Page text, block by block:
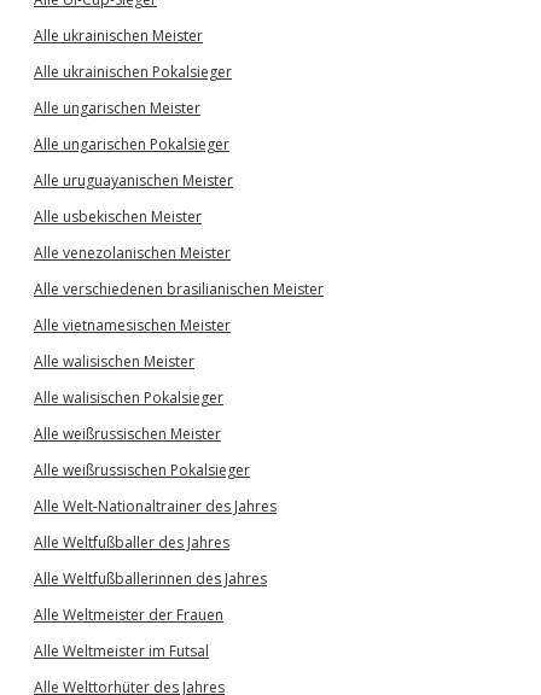
Alle ukrainischen Meister
Alle ukrainischen Pokalsieger
Alle ungarischen Meister
Alle ungarischen Pokalsieger
Alle uruguayanischen Meister
Alle usbekischen Meister
Alle venezolanischen Meister
Alle verschiedenen brasilianischen Meister
Alle vietnamesischen Meister
Alle walisischen Meister
Alle walisischen Pokalsieger
Alle weißrussischen Meister
Alle weißrussischen Pokalsieger
Alle Welt-Nationaltrainer des Jahres
Alle Weltfußballer des Jahres
Alle Weltfußballerinnen des Jahres
Alle Weltmeister der Frauen
Alle Weltmeister im Futsal
Alle Welttorhüter des Jahres